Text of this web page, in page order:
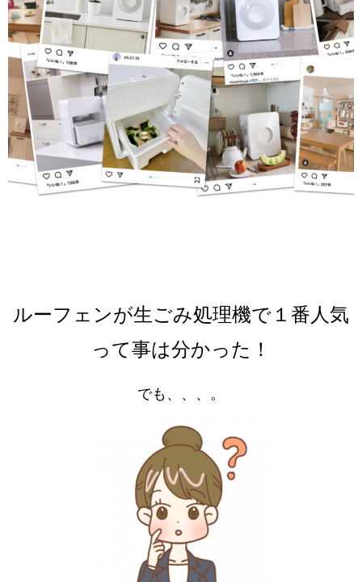
ルーフェンが生ごみ処理機で１番人気
って事は分かった！
でも、、、。